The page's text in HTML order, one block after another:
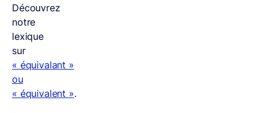
Découvrez
notre
lexique
sur
« équivalant »
ou
« équivalent ».